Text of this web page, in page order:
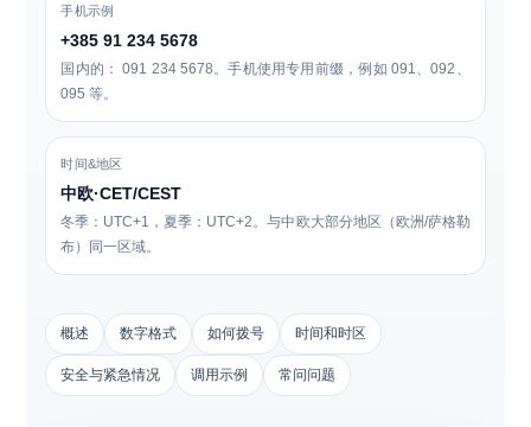
手机示例
+385 91 234 5678
国内的：091 234 5678 。手机使用专用前缀，例如 091、092、
095 等。
时间&地区
中欧·CET/CEST
冬季：UTC+1，夏季：UTC+2。与中欧大部分地区（欧洲/萨格勒
布）同一区域。
概述 数字格式 如何拨号 时间和时区
安全与紧急情况 调用示例 常问问题